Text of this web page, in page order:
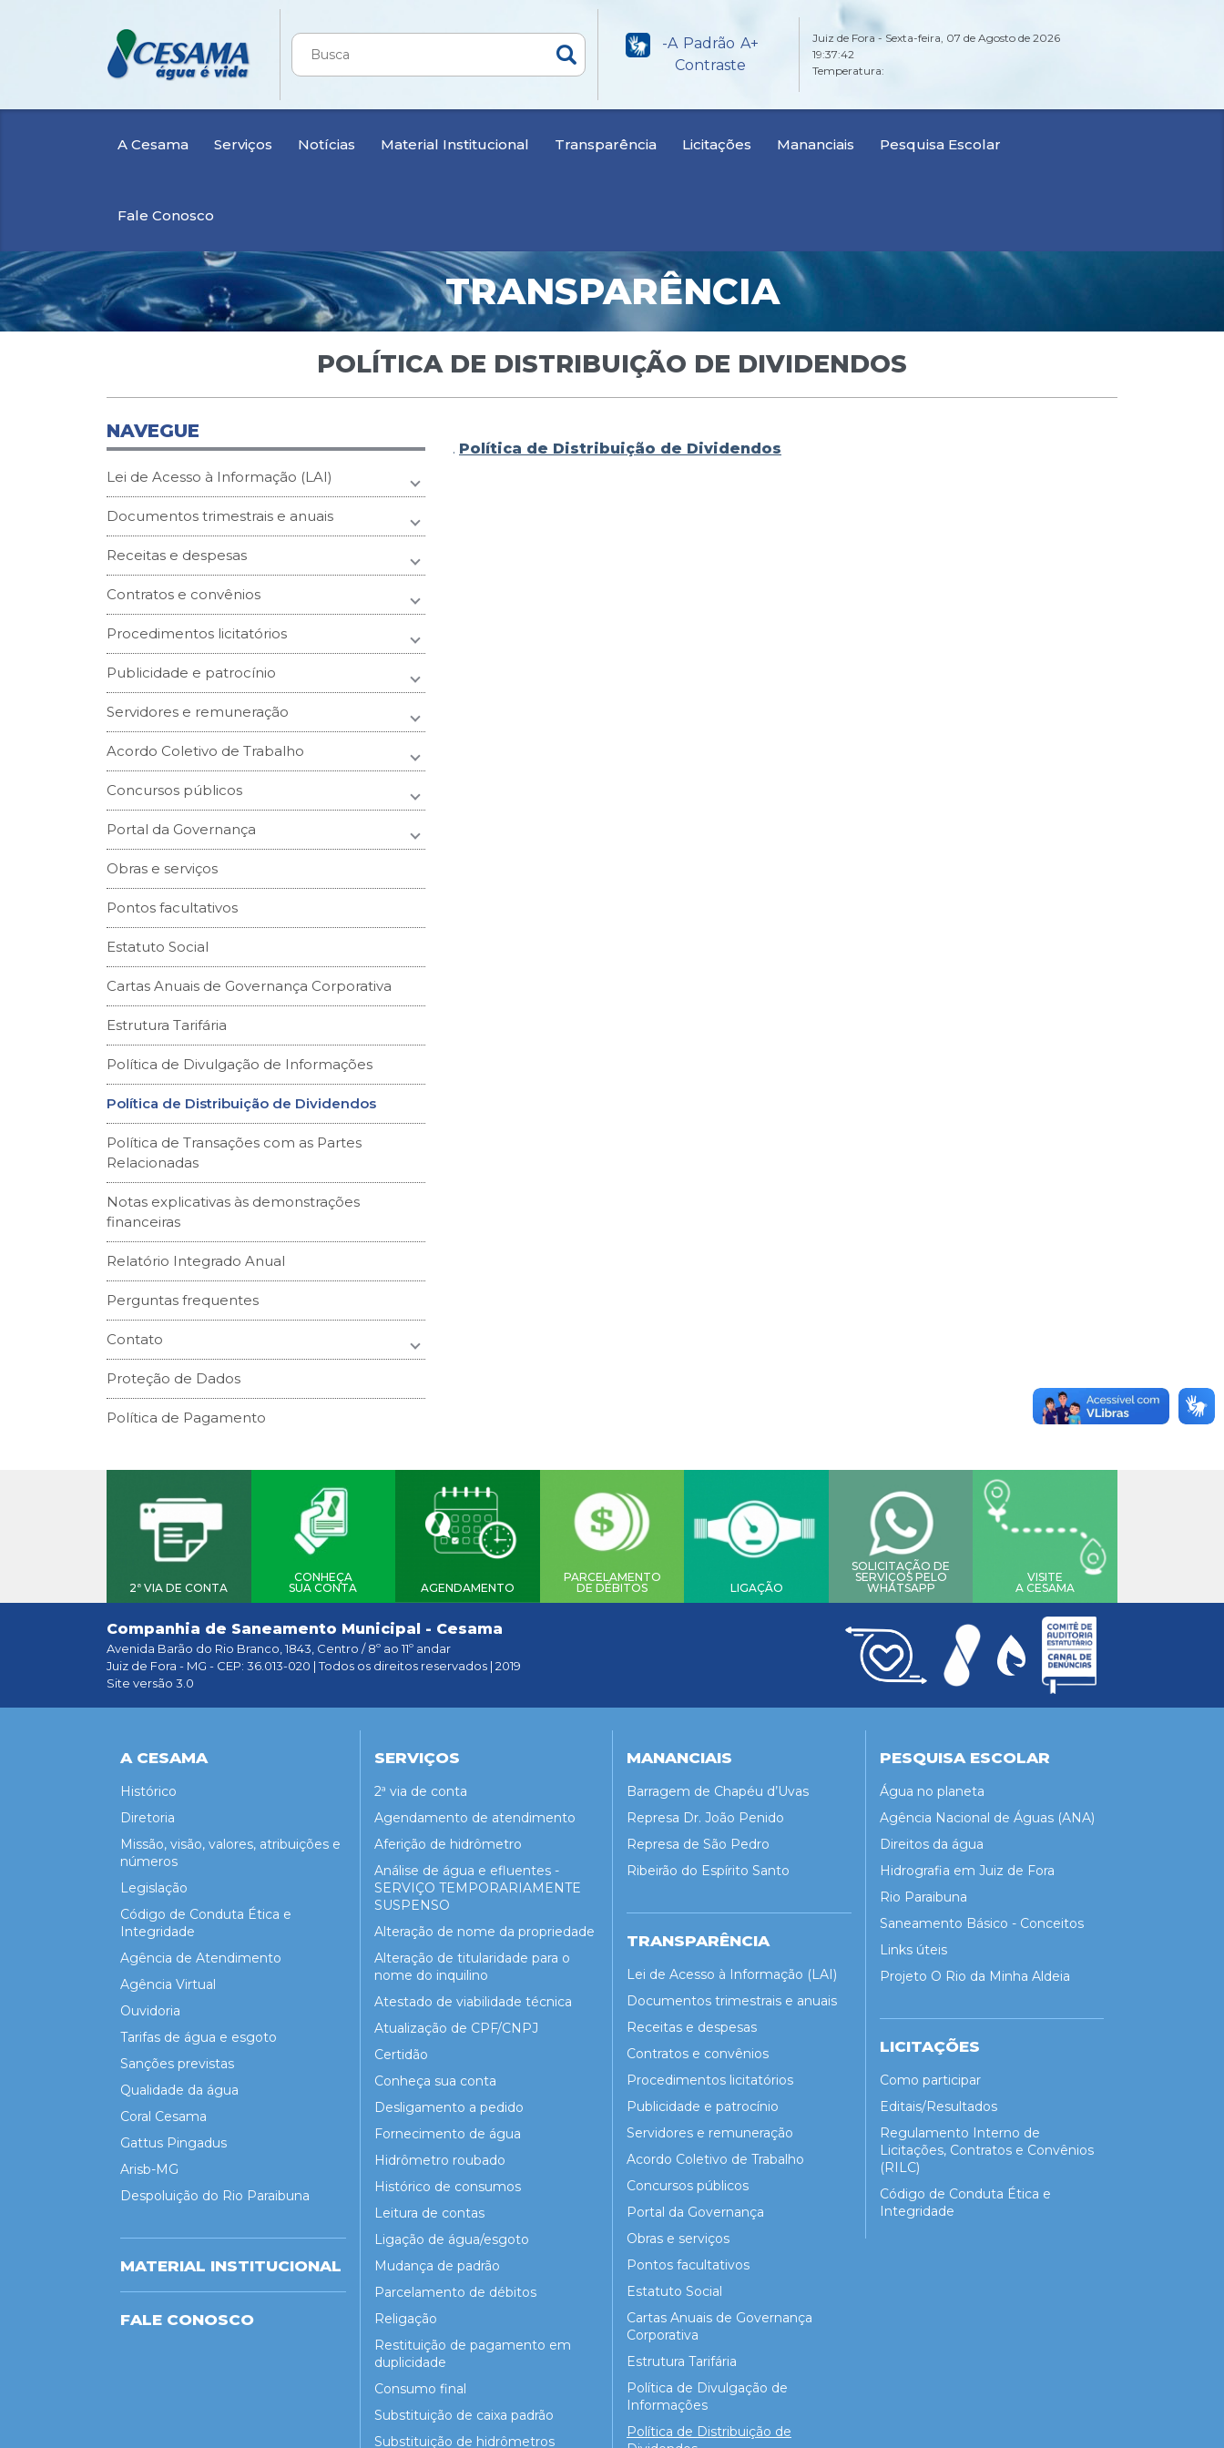
-A Padrão A+
Contraste
Juiz de Fora - Sexta-feira, 07 de Agosto de 2026
19:37:43
Temperatura:
A Cesama Serviços Notícias Material Institucional Transparência Licitações Mananciais Pesquisa Escolar
Fale Conosco
TRANSPARÊNCIA
POLÍTICA DE DISTRIBUIÇÃO DE DIVIDENDOS
NAVEGUE
Lei de Acesso à Informação (LAI)
Documentos trimestrais e anuais
Receitas e despesas
Contratos e convênios
Procedimentos licitatórios
Publicidade e patrocínio
Servidores e remuneração
Acordo Coletivo de Trabalho
Concursos públicos
Portal da Governança
Obras e serviços
Pontos facultativos
Estatuto Social
Cartas Anuais de Governança Corporativa
Estrutura Tarifária
Política de Divulgação de Informações
Política de Distribuição de Dividendos
Política de Transações com as Partes
Relacionadas
Notas explicativas às demonstrações
financeiras
Relatório Integrado Anual
Perguntas frequentes
Contato
Proteção de Dados
Política de Pagamento
. Política de Distribuição de Dividendos
2ª VIA DE CONTA
CONHEÇA
SUA CONTA
AGENDAMENTO
PARCELAMENTO
DE DÉBITOS
LIGAÇÃO
SOLICITAÇÃO DE
SERVIÇOS PELO
WHATSAPP
VISITE
A CESAMA
Companhia de Saneamento Municipal - Cesama
Avenida Barão do Rio Branco, 1843, Centro / 8º ao 11º andar
Juiz de Fora - MG - CEP: 36.013-020 | Todos os direitos reservados | 2019
Site versão 3.0
A CESAMA
Histórico
Diretoria
Missão, visão, valores, atribuições e
números
Legislação
Código de Conduta Ética e
Integridade
Agência de Atendimento
Agência Virtual
Ouvidoria
Tarifas de água e esgoto
Sanções previstas
Qualidade da água
Coral Cesama
Gattus Pingadus
Arisb-MG
Despoluição do Rio Paraibuna
MATERIAL INSTITUCIONAL
FALE CONOSCO
SERVIÇOS
2ª via de conta
Agendamento de atendimento
Aferição de hidrômetro
Análise de água e efluentes -
SERVIÇO TEMPORARIAMENTE
SUSPENSO
Alteração de nome da propriedade
Alteração de titularidade para o
nome do inquilino
Atestado de viabilidade técnica
Atualização de CPF/CNPJ
Certidão
Conheça sua conta
Desligamento a pedido
Fornecimento de água
Hidrômetro roubado
Histórico de consumos
Leitura de contas
Ligação de água/esgoto
Mudança de padrão
Parcelamento de débitos
Religação
Restituição de pagamento em
duplicidade
Consumo final
Substituição de caixa padrão
Substituição de hidrômetros
MANANCIAIS
Barragem de Chapéu d’Uvas
Represa Dr. João Penido
Represa de São Pedro
Ribeirão do Espírito Santo
TRANSPARÊNCIA
Lei de Acesso à Informação (LAI)
Documentos trimestrais e anuais
Receitas e despesas
Contratos e convênios
Procedimentos licitatórios
Publicidade e patrocínio
Servidores e remuneração
Acordo Coletivo de Trabalho
Concursos públicos
Portal da Governança
Obras e serviços
Pontos facultativos
Estatuto Social
Cartas Anuais de Governança
Corporativa
Estrutura Tarifária
Política de Divulgação de
Informações
Política de Distribuição de
PESQUISA ESCOLAR
Água no planeta
Agência Nacional de Águas (ANA)
Direitos da água
Hidrografia em Juiz de Fora
Rio Paraibuna
Saneamento Básico - Conceitos
Links úteis
Projeto O Rio da Minha Aldeia
LICITAÇÕES
Como participar
Editais/Resultados
Regulamento Interno de
Licitações, Contratos e Convênios
(RILC)
Código de Conduta Ética e
Integridade